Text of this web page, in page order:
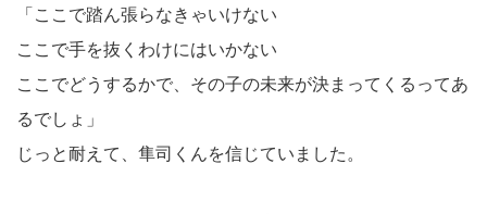
「ここで踏ん張らなきゃいけない
ここで手を抜くわけにはいかない
ここでどうするかで、その子の未来が決まってくるってあ
るでしょ」
じっと耐えて、隼司くんを信じていました。